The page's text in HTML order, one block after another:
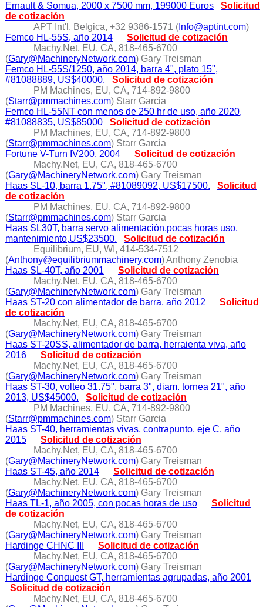
Ernault & Somua, 2000 x 7500 mm, 199000 Euros
Solicitud
de cotización
APT Int'l, Belgica, +32 9386-1571 (Info@aptint.com)
Femco HL-55S, año 2014
Solicitud de cotización
Machy.Net, EU, CA, 818-465-6700
(Gary@MachineryNetwork.com) Gary Treisman
Femco HL-55S/1250, año 2014, barra 4", plato 15",
#81088889, US$40000.
Solicitud de cotización
PM Machines, EU, CA, 714-892-9800
(Starr@pmmachines.com) Starr Garcia
Femco HL-55NT con menos de 250 hr de uso, año 2020,
#81088835, US$85000
Solicitud de cotización
PM Machines, EU, CA, 714-892-9800
(Starr@pmmachines.com) Starr Garcia
Fortune V-Turn IV200, 2004
Solicitud de cotización
Machy.Net, EU, CA, 818-465-6700
(Gary@MachineryNetwork.com) Gary Treisman
Haas SL-10, barra 1.75", #81089092, US$17500.
Solicitud
de cotización
PM Machines, EU, CA, 714-892-9800
(Starr@pmmachines.com) Starr Garcia
Haas SL30T, barra servo alimentación,pocas horas uso,
mantenimiento,US$23500.
Solicitud de cotización
Equilibrium, EU, WI, 414-534-7512
(Anthony@equilibriummachinery.com) Anthony Zenobia
Haas SL-40T, año 2001
Solicitud de cotización
Machy.Net, EU, CA, 818-465-6700
(Gary@MachineryNetwork.com) Gary Treisman
Haas ST-20 con alimentador de barra, año 2012
Solicitud
de cotización
Machy.Net, EU, CA, 818-465-6700
(Gary@MachineryNetwork.com) Gary Treisman
Haas ST-20SS, alimentador de barra, herraienta viva, año
2016
Solicitud de cotización
Machy.Net, EU, CA, 818-465-6700
(Gary@MachineryNetwork.com) Gary Treisman
Haas ST-30, volteo 31.75", barra 3", diam. tornea 21", año
2013, US$45000.
Solicitud de cotización
PM Machines, EU, CA, 714-892-9800
(Starr@pmmachines.com) Starr Garcia
Haas ST-40, herramientas vivas, contrapunto, eje C, año
2015
Solicitud de cotización
Machy.Net, EU, CA, 818-465-6700
(Gary@MachineryNetwork.com) Gary Treisman
Haas ST-45, año 2014
Solicitud de cotización
Machy.Net, EU, CA, 818-465-6700
(Gary@MachineryNetwork.com) Gary Treisman
Haas TL-1, año 2005, con pocas horas de uso
Solicitud
de cotización
Machy.Net, EU, CA, 818-465-6700
(Gary@MachineryNetwork.com) Gary Treisman
Hardinge CHNC III
Solicitud de cotización
Machy.Net, EU, CA, 818-465-6700
(Gary@MachineryNetwork.com) Gary Treisman
Hardinge Conquest GT, herramientas agrupadas, año 2001
Solicitud de cotización
Machy.Net, EU, CA, 818-465-6700